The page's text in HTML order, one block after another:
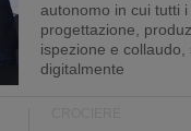
autonomo in cui tutti
progettazione,
ispezione e collaudo,
digitalmente